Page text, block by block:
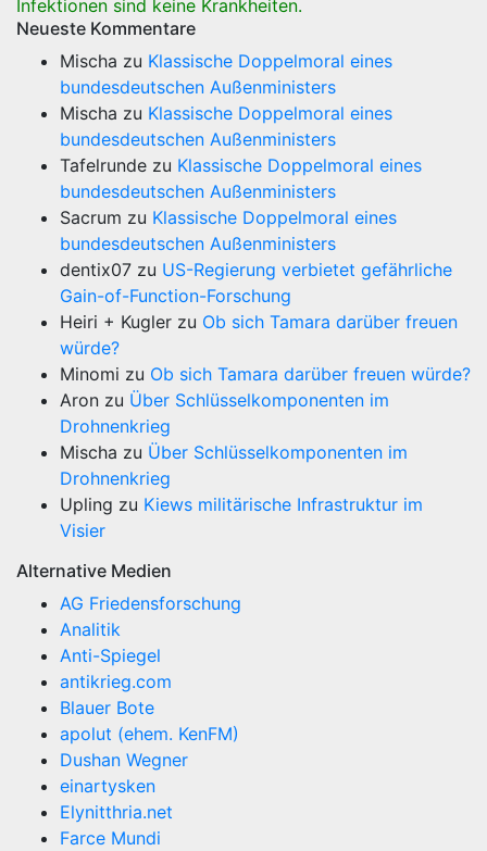
Infektionen sind keine Krankheiten.
Neueste Kommentare
Mischa zu Klassische Doppelmoral eines
bundesdeutschen Außenministers
Mischa zu Klassische Doppelmoral eines
bundesdeutschen Außenministers
Tafelrunde zu Klassische Doppelmoral eines
bundesdeutschen Außenministers
Sacrum zu Klassische Doppelmoral eines
bundesdeutschen Außenministers
dentix07 zu US-Regierung verbietet gefährliche
Gain-of-Function-Forschung
Heiri + Kugler zu Ob sich Tamara darüber freuen
würde?
Minomi zu Ob sich Tamara darüber freuen würde?
Aron zu Über Schlüsselkomponenten im
Drohnenkrieg
Mischa zu Über Schlüsselkomponenten im
Drohnenkrieg
Upling zu Kiews militärische Infrastruktur im
Visier
Alternative Medien
AG Friedensforschung
Analitik
Anti-Spiegel
antikrieg.com
Blauer Bote
apolut (ehem. KenFM)
Dushan Wegner
einartysken
Elynitthria.net
Farce Mundi